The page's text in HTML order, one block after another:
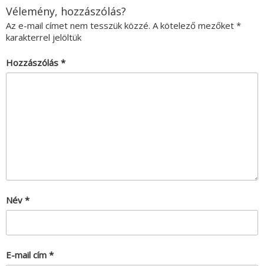
Vélemény, hozzászólás?
Az e-mail címet nem tesszük közzé. A kötelező mezőket *
karakterrel jelöltük
Hozzászólás *
Név *
E-mail cím *